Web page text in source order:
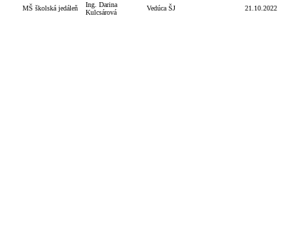
MŠ školská jedáleň
Ing. Darina
Kulcsárová
Vedúca ŠJ 21.10.2022